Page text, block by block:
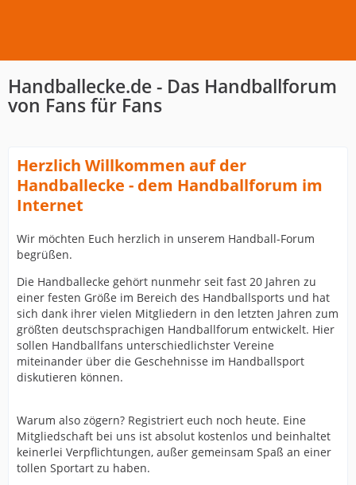
Handballecke.de - Das Handballforum
von Fans für Fans
Herzlich Willkommen auf der
Handballecke - dem Handballforum im
Internet
Wir möchten Euch herzlich in unserem Handball-Forum
begrüßen.
Die Handballecke gehört nunmehr seit fast 20 Jahren zu
einer festen Größe im Bereich des Handballsports und hat
sich dank ihrer vielen Mitgliedern in den letzten Jahren zum
größten deutschsprachigen Handballforum entwickelt. Hier
sollen Handballfans unterschiedlichster Vereine
miteinander über die Geschehnisse im Handballsport
diskutieren können.
Warum also zögern? Registriert euch noch heute. Eine
Mitgliedschaft bei uns ist absolut kostenlos und beinhaltet
keinerlei Verpflichtungen, außer gemeinsam Spaß an einer
tollen Sportart zu haben.